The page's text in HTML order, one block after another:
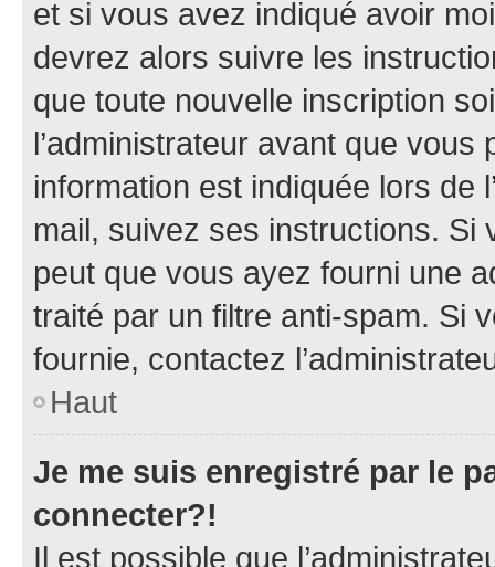
et si vous avez indiqué avoir
devrez alors suivre les
que toute nouvelle inscription
l’administrateur avant que
information est indiquée lors de
mail, suivez ses instructions. Si
peut que vous ayez fourni une
traité par un filtre anti-spam. Si
fournie, contactez
Haut
Je me suis enregistré par le
connecter?!
Il est possible que